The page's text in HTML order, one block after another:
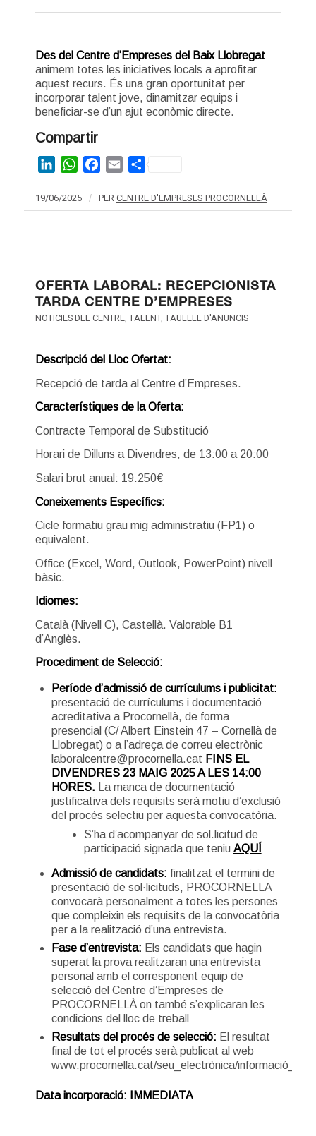
Des del Centre d’Empreses del Baix Llobregat
animem totes les iniciatives locals a aprofitar
aquest recurs. És una gran oportunitat per
incorporar talent jove, dinamitzar equips i
beneficiar-se d’un ajut econòmic directe.
Compartir
LinkedInWhatsAppFacebook
EmailShare
19/06/2025 / PER CENTRE D'EMPRESES PROCORNELLÀ
OFERTA LABORAL: RECEPCIONISTA
TARDA CENTRE D’EMPRESES
NOTICIES DEL CENTRE, TALENT, TAULELL D'ANUNCIS
Descripció del Lloc Ofertat:
Recepció de tarda al Centre d’Empreses.
Característiques de la Oferta:
Contracte Temporal de Substitució
Horari de Dilluns a Divendres, de 13:00 a 20:00
Salari brut anual: 19.250€
Coneixements Específics:
Cicle formatiu grau mig administratiu (FP1) o
equivalent.
Office (Excel, Word, Outlook, PowerPoint) nivell
bàsic.
Idiomes:
Català (Nivell C), Castellà. Valorable B1
d’Anglès.
Procediment de Selecció:
Període d’admissió de currículums i publicitat:
presentació de currículums i documentació
acreditativa a Procornellà, de forma
presencial (C/ Albert Einstein 47 – Cornellà de
Llobregat) o a l’adreça de correu electrònic
laboralcentre@procornella.cat FINS EL
DIVENDRES 23 MAIG 2025 A LES 14:00
HORES. La manca de documentació
justificativa dels requisits serà motiu d’exclusió
del procés selectiu per aquesta convocatòria.
S’ha d’acompanyar de sol.licitud de
participació signada que teniu AQUÍ
Admissió de candidats: finalitzat el termini de
presentació de sol·licituds, PROCORNELLA
convocarà personalment a totes les persones
que compleixin els requisits de la convocatòria
per a la realització d’una entrevista.
Fase d’entrevista: Els candidats que hagin
superat la prova realitzaran una entrevista
personal amb el corresponent equip de
selecció del Centre d’Empreses de
PROCORNELLÀ on també s’explicaran les
condicions del lloc de treball
Resultats del procés de selecció: El resultat
final de tot el procés serà publicat al web
www.procornella.cat/seu_electrònica/
Data incorporació: IMMEDIATA